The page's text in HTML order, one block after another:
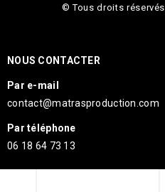
© Tous droits
NOUS CONTACTER
Par e-mail
contact@matrasproduction.com
Par téléphone
06 18 64 73 13